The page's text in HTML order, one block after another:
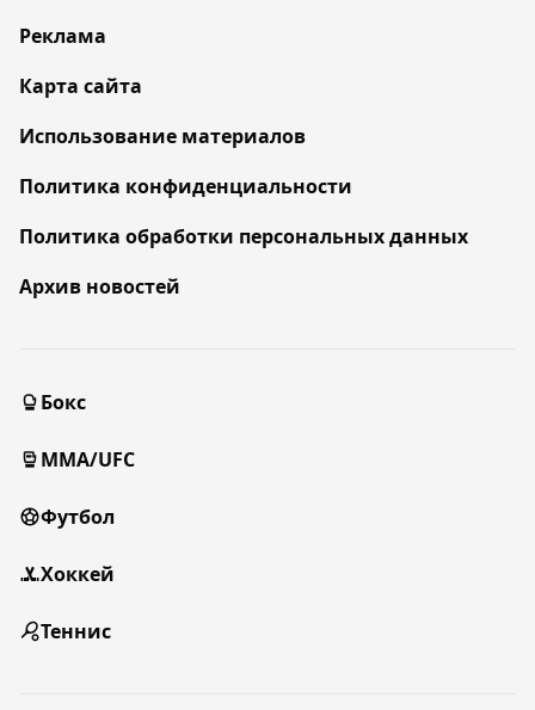
Реклама
Карта сайта
Использование материалов
Политика конфиденциальности
Политика обработки персональных данных
Архив новостей
Бокс
MMA/UFC
Футбол
Хоккей
Теннис